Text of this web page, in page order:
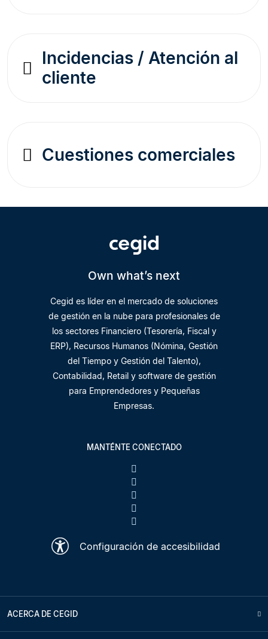
Incidencias / Atención al
cliente
Cuestiones comerciales
Own what’s next
Cegid es líder en el mercado de soluciones
de gestión en la nube para profesionales de
los sectores Financiero (Tesorería, Fiscal y
ERP), Recursos Humanos (Nómina, Gestión
del Tiempo y Gestión del Talento),
Contabilidad, Retail y software de gestión
para Emprendedores y Pequeñas
Empresas.
MANTÉNTE CONECTADO
Configuración de accesibilidad
ACERCA DE CEGID